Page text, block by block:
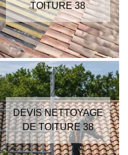
TOITURE 38
DEVIS NETTOYAGE
DE TOITURE 38